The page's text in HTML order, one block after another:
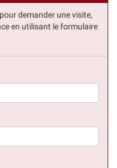
demander une visite,
en utilisant le formulaire